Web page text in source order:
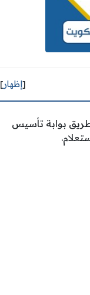
[إظهار]
طريق بوابة تأسيس